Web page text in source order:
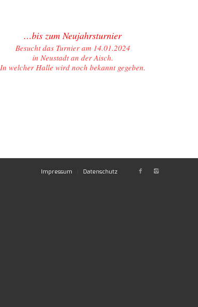
…bis zum Neujahrsturnier
Besucht das Turnier am 14.01.2024
in Neustadt an der Aisch.
In welcher Halle wird noch bekannt gegeben.
Impressum Datenschutz